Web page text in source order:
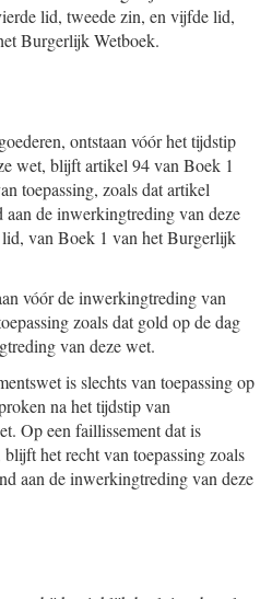
lid, tweede zin, en vijfde lid,
Burgerlijk Wetboek.
ontstaan vóór het tijdstip
wet, blijft artikel 94 van Boek 1
toepassing, zoals dat artikel
de inwerkingtreding van deze
van Boek 1 van het Burgerlijk
vóór de inwerkingtreding van
zoals dat gold op de dag
van deze wet.
is slechts van toepassing op
na het tijdstip van
Op een faillissement dat is
het recht van toepassing zoals
aan de inwerkingtreding van deze